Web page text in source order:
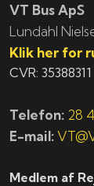
VT Bus ApS
​​​Lundahl
Klik her for
CVR: 35388311
Telefon: 28
E-mail:
Medlem af